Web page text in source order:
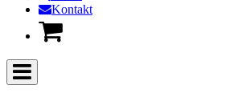
Kontakt